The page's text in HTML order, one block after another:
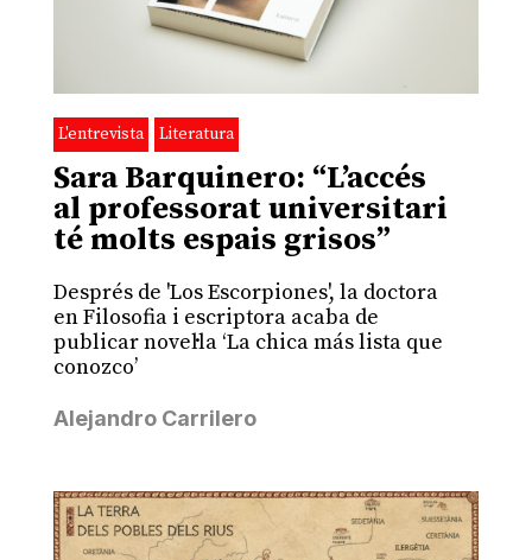
L'entrevista Literatura
Sara Barquinero: “L’accés
al professorat universitari
té molts espais grisos”
Després de 'Los Escorpiones', la doctora
en Filosofia i escriptora acaba de
publicar novel·la ‘La chica más lista que
conozco’
Alejandro Carrilero